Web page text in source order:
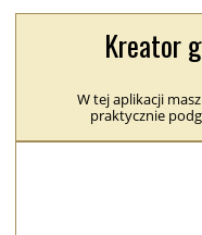
Kreator
W tej aplikacji
praktycznie